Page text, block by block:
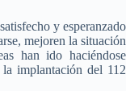
y esperanzado
mejoren la situación
han ido haciéndose
la implantación del 112